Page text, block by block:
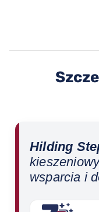
Hilding
wsparcia i